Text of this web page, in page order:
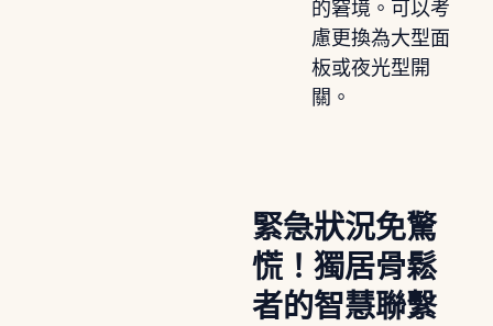
的窘境。可以考
慮更換為大型面
板或夜光型開
關。
緊急狀況免驚
慌！獨居骨鬆
者的智慧聯繫